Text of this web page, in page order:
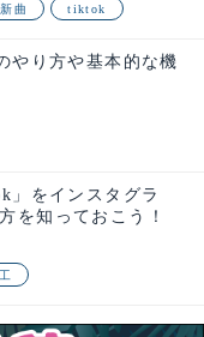
曲 tiktok
やり方や基本的な機
」をインスタグラ
を知っておこう！